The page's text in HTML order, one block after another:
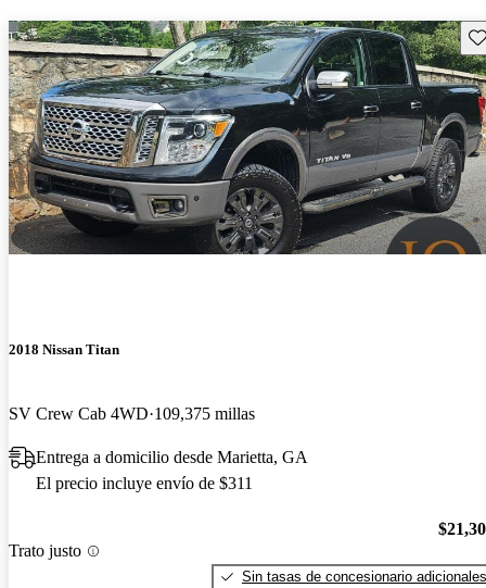
2018 Nissan Titan
SV Crew Cab 4WD 109,375 millas
Entrega a domicilio desde Marietta, GA
El precio incluye envío de $311
Trato justo
Sin tasas de concesionario adicionales